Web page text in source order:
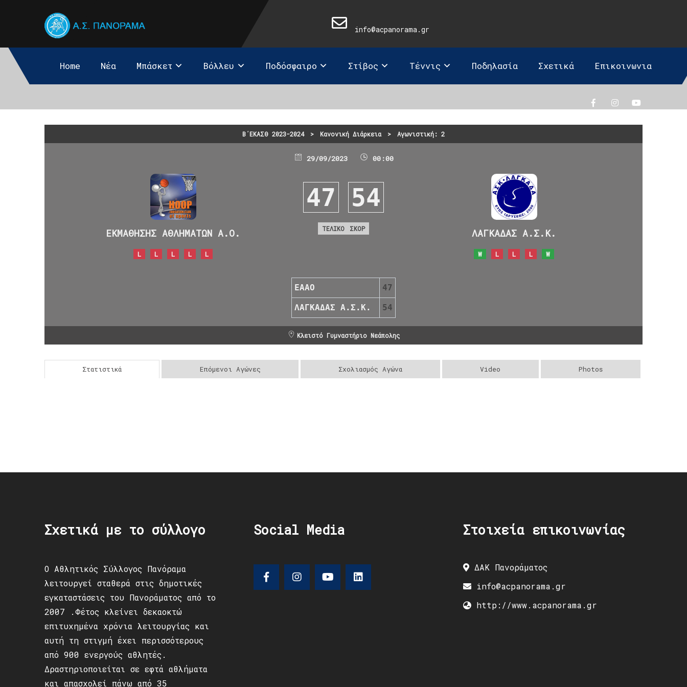
info@acpanorama.gr
Home Νέα Μπάσκετ Βόλλευ Ποδόσφαιρο Στίβος Τέννις Ποδηλασία Σχετικά Επικοινωνια
Β΄ΕΚΑΣΘ 2023-2024 > Κανονική Διάρκεια > Αγωνιστική: 2
29/09/2023 00:00
ΕΚΜΑΘΗΣΗΣ ΑΘΛΗΜΑΤΩΝ Α.Ο.
L L L L L
47 54
ΤΕΛΙΚΟ ΣΚΟΡ ΛΑΓΚΑΔΑΣ Α.Σ.Κ.
W L L L W
ΕΑΑΟ 47
ΛΑΓΚΑΔΑΣ Α.Σ.Κ. 54
Κλειστό Γυμναστήριο Νεάπολης
Στατιστικά Επόμενοι Αγώνες Σχολιασμός Αγώνα Video Photos
Σχετικά με το σύλλογο
Ο Αθλητικός Σύλλογος Πανόραμα
λειτουργεί σταθερά στις δημοτικές
εγκαταστάσεις του Πανοράματος από το
2007 .Φέτος κλείνει δεκαοκτώ
επιτυχημένα χρόνια λειτουργίας και
αυτή τη στιγμή έχει περισσότερους
από 900 ενεργούς αθλητές.
Δραστηριοποιείται σε εφτά αθλήματα
και απασχολεί πάνω από 35
Social Media Στοιχεία επικοινωνίας
ΔΑΚ Πανοράματος
info@acpanorama.gr
http://www.acpanorama.gr